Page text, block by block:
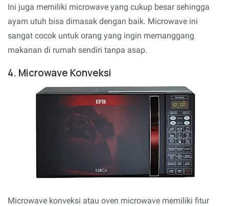
Ini juga memiliki microwave yang cukup besar sehingga
ayam utuh bisa dimasak dengan baik. Microwave ini
sangat cocok untuk orang yang ingin memanggang
makanan di rumah sendiri tanpa asap.
4. Microwave Konveksi
Microwave konveksi atau oven microwave memiliki fitur